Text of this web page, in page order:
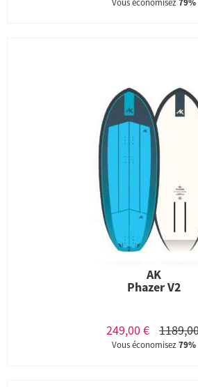
Vous économisez79%
AK
Phazer V2
249,00 €
Vous économisez79%